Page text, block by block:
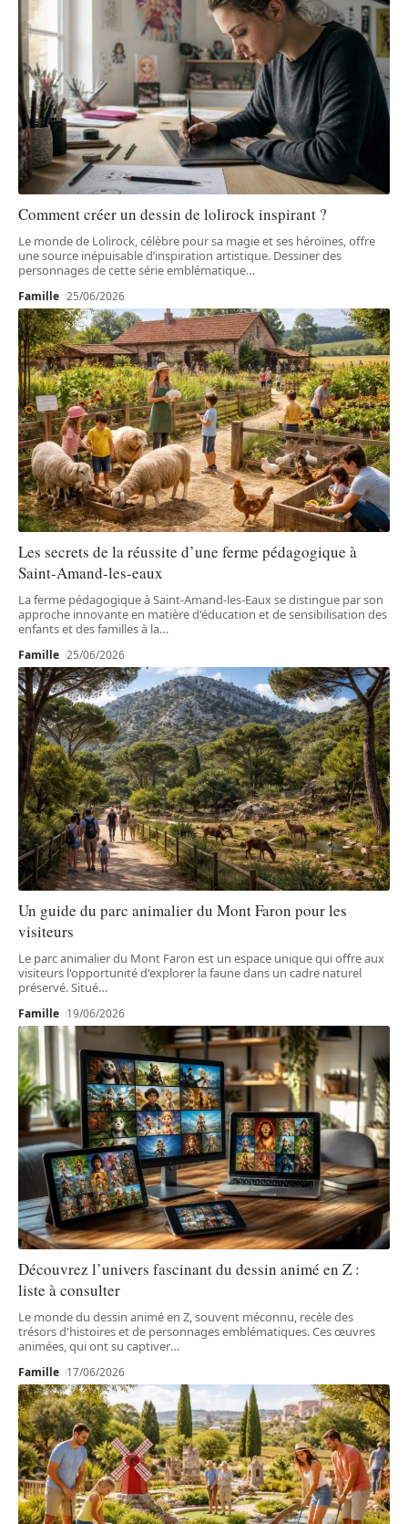
Comment créer un dessin de lolirock inspirant ?
Le monde de Lolirock, célèbre pour sa magie et ses héroïnes, offre
une source inépuisable d’inspiration artistique. Dessiner des
personnages de cette série emblématique…
Famille 25/06/2026
Les secrets de la réussite d’une ferme pédagogique à
Saint-Amand-les-eaux
La ferme pédagogique à Saint-Amand-les-Eaux se distingue par son
approche innovante en matière d'éducation et de sensibilisation des
enfants et des familles à la…
Famille 25/06/2026
Un guide du parc animalier du Mont Faron pour les
visiteurs
Le parc animalier du Mont Faron est un espace unique qui offre aux
visiteurs l'opportunité d'explorer la faune dans un cadre naturel
préservé. Situé…
Famille 19/06/2026
Découvrez l’univers fascinant du dessin animé en Z :
liste à consulter
Le monde du dessin animé en Z, souvent méconnu, recèle des
trésors d'histoires et de personnages emblématiques. Ces œuvres
animées, qui ont su captiver…
Famille 17/06/2026